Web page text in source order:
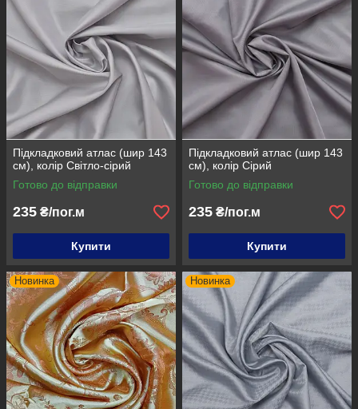
Підкладковий атлас (шир 143
см), колір Світло-сірий
Готово до відправки
235 ₴/пог.м
Купити
Підкладковий атлас (шир 143
см), колір Сірий
Готово до відправки
235 ₴/пог.м
Купити
Новинка Новинка